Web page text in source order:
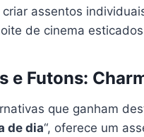
criar assentos
de cinema
e Futons:
que ganham
de dia“, oferece um